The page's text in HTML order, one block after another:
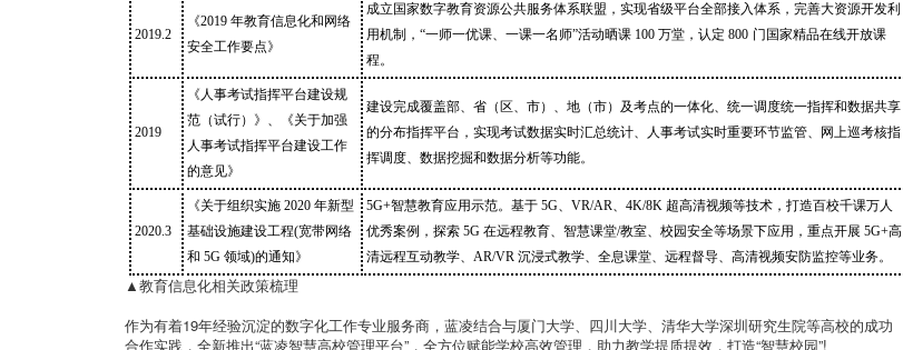
2019.2
《2019 年教育信息化和网络
安全工作要点》
成立国家数字教育资源公共服务体系联盟，实现省级平台全部接入体系，完善大资源开发利
用机制，“一师一优课、一课一名师”活动晒课 100 万堂，认定 800 门国家精品在线开放课
程。
2019
《人事考试指挥平台建设规
范（试行）》、《关于加强
人事考试指挥平台建设工作
的意见》
建设完成覆盖部、省（区、市）、地（市）及考点的一体化、统一调度统一指挥和数据共享
的分布指挥平台，实现考试数据实时汇总统计、人事考试实时重要环节监管、网上巡考核指
挥调度、数据挖掘和数据分析等功能。
2020.3
《关于组织实施 2020 年新型
基础设施建设工程(宽带网络
和 5G 领域)的通知》
5G+智慧教育应用示范。基于 5G、VR/AR、4K/8K 超高清视频等技术，打造百校千课万人
优秀案例，探索 5G 在远程教育、智慧课堂/教室、校园安全等场景下应用，重点开展 5G+高
清远程互动教学、AR/VR 沉浸式教学、全息课堂、远程督导、高清视频安防监控等业务。
▲教育信息化相关政策梳理
作为有着19年经验沉淀的数字化工作专业服务商，蓝凌结合与厦门大学、四川大学、清华大学深圳研究生院等高校的成功
合作实践，全新推出“蓝凌智慧高校管理平台”，全方位赋能学校高效管理，助力教学提质提效，打造“智慧校园”!